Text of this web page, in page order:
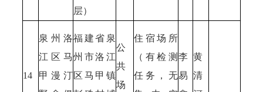
层）
14
泉州洛
江区马
甲漫汀
福建省泉
州市洛江
区马甲镇
公
共
场
住宿场所
（有检测
任务，无
李
易
黄
清